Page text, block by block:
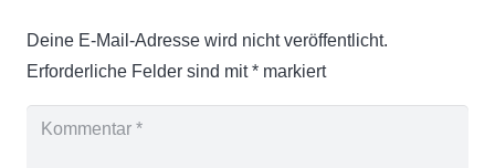
Deine E-Mail-Adresse wird nicht veröffentlicht.
Erforderliche Felder sind mit* markiert